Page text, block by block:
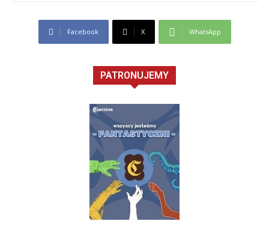
Facebook X WhatsApp
PATRONUJEMY